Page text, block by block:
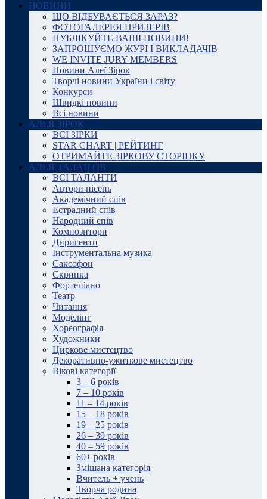
НОВИНИ
ЩО ВІДБУВАЄТЬСЯ ЗАРАЗ?
ФОТОГАЛЕРЕЯ ПРИЗЕРІВ
ПУБЛІКУЙТЕ ВАШІ НОВИНИ!
ЗАПРОШУЄМО ЖУРІ І ВИКЛАДАЧІВ
WE INVITE JURY MEMBERS
Новини Алеї Зірок
Творчі новини України і світу
Конкурси
Швидкі новини
Всі новини
АЛЕЯ ЗІРОК
ВСІ ЗІРКИ
STAR CHART | РЕЙТИНГ
ОТРИМАЙТЕ ЗІРКОВУ СТОРІНКУ
АЛЕЯ ТАЛАНТІВ
ВСІ ТАЛАНТИ
Автори пісень
Академічний спів
Естрадний спів
Народний спів
Композитори
Диригенти
Інструментальна музика
Саксофон
Скрипка
Фортепіано
Театр
Читання
Моделінг
Хореографія
Художники
Циркове мистецтво
Декоративно-ужиткове мистецтво
Вікові категорії
3 – 6 років
7 – 10 років
11 – 14 років
15 – 18 років
19 – 25 років
26 – 39 років
40 – 59 років
60+ років
Змішана категорія
Вчитель + учень
Творча родина